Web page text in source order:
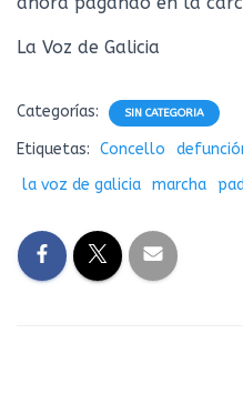
La Voz de Galicia
Categorías: SIN CATEGORIA
Etiquetas: Concello
la voz de galicia marcha